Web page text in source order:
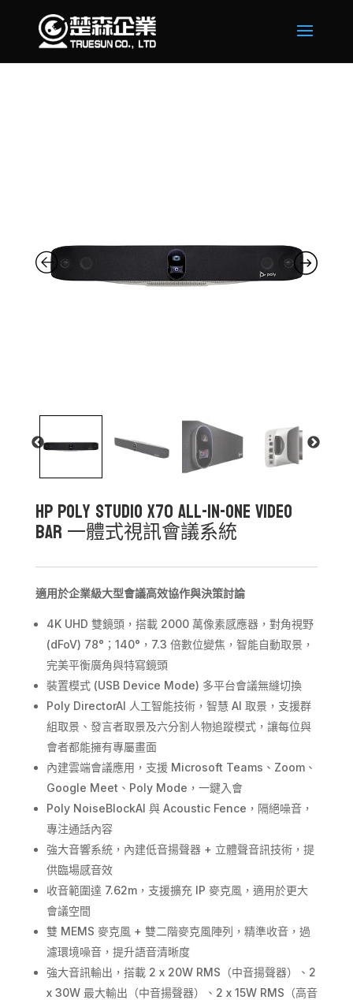
HP Poly Studio X70 All-In-One Video
Bar 一體式視訊會議系統
適用於企業級大型會議高效協作與決策討論
4K UHD 雙鏡頭，搭載 2000 萬像素感應器，對角視野
(dFoV) 78°；140°，7.3 倍數位變焦，智能自動取景，
完美平衡廣角與特寫鏡頭
裝置模式 (USB Device Mode) 多平台會議無縫切換
Poly DirectorAI 人工智能技術，智慧 AI 取景，支援群
組取景、發言者取景及六分割人物追蹤模式，讓每位與
會者都能擁有專屬畫面
內建雲端會議應用，支援 Microsoft Teams、Zoom、
Google Meet、Poly Mode，一鍵入會
Poly NoiseBlockAI 與 Acoustic Fence，隔絕噪音，
專注通話內容
強大音響系統，內建低音揚聲器 + 立體聲音訊技術，提
供臨場感音效
收音範圍達 7.62m，支援擴充 IP 麥克風，適用於更大
會議空間
雙 MEMS 麥克風 + 雙二階麥克風陣列，精準收音，過
濾環境噪音，提升語音清晰度
強大音訊輸出，搭載 2 x 20W RMS（中音揚聲器）、2
x 30W 最大輸出（中音揚聲器）、2 x 15W RMS（高音